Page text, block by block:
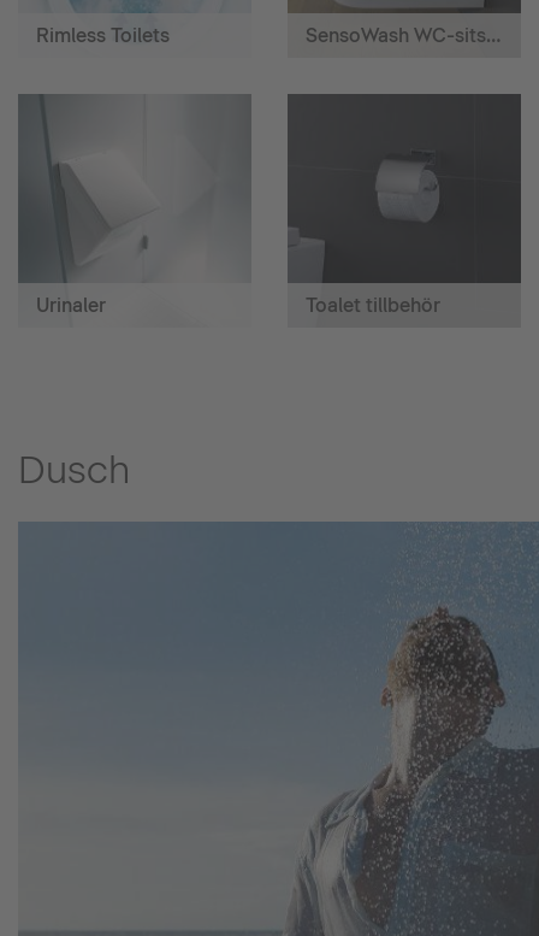
Rimless Toilets SensoWash WC-sits med hygiendusch
Urinaler Toalet tillbehör
Dusch